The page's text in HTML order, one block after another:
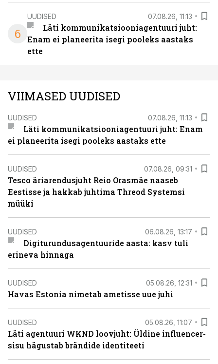
6
UUDISED 07.08.26, 11:13
Läti kommunikatsiooniagentuuri juht:
Enam ei planeerita isegi pooleks aastaks
ette
VIIMASED UUDISED
UUDISED 07.08.26, 11:13
Läti kommunikatsiooniagentuuri juht: Enam
ei planeerita isegi pooleks aastaks ette
UUDISED 07.08.26, 09:31
Tesco äriarendusjuht Reio Orasmäe naaseb
Eestisse ja hakkab juhtima Threod Systemsi
müüki
UUDISED 06.08.26, 13:17
Digiturundusagentuuride aasta: kasv tuli
erineva hinnaga
UUDISED 05.08.26, 12:31
Havas Estonia nimetab ametisse uue juhi
UUDISED 05.08.26, 11:07
Läti agentuuri WKND loovjuht: Üldine influencer-
sisu hägustab brändide identiteeti